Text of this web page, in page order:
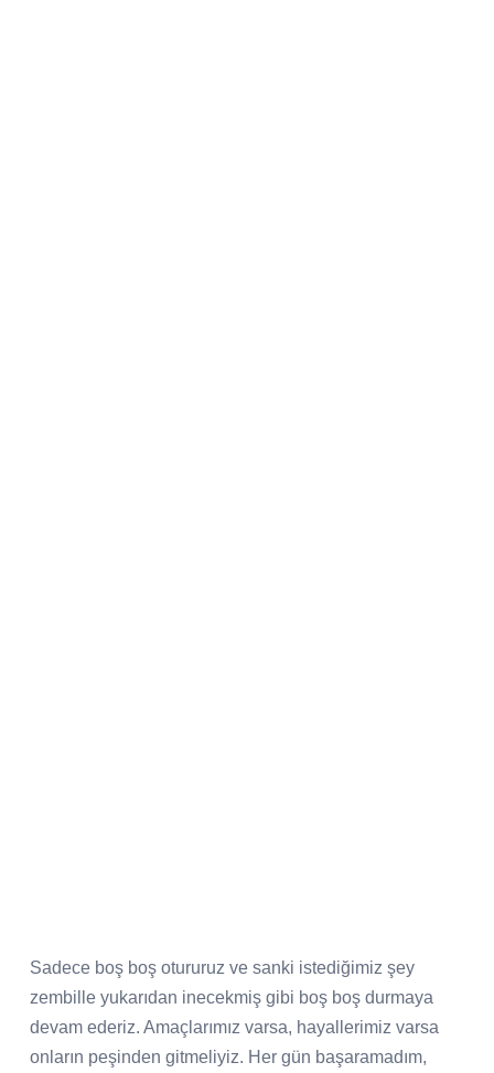
Sadece boş boş otururuz ve sanki istediğimiz şey
zembille yukarıdan inecekmiş gibi boş boş durmaya
devam ederiz. Amaçlarımız varsa, hayallerimiz varsa
onların peşinden gitmeliyiz. Her gün başaramadım,